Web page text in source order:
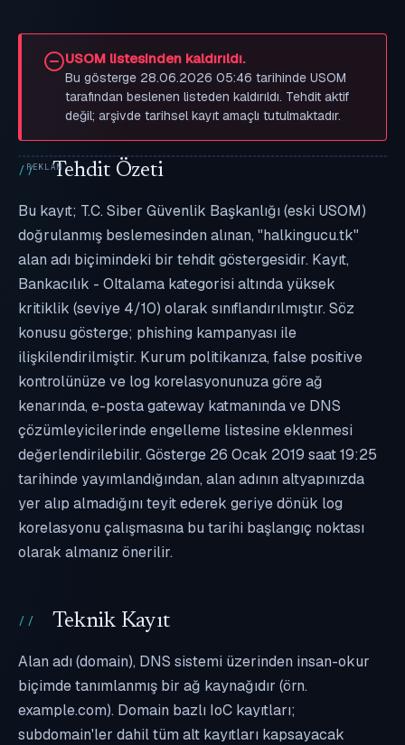
USOM listesinden kaldırıldı.
Bu gösterge 28.06.2026 05:46 tarihinde USOM
tarafından beslenen listeden kaldırıldı. Tehdit aktif
değil; arşivde tarihsel kayıt amaçlı tutulmaktadır.
Tehdit Özeti
Bu kayıt; T.C. Siber Güvenlik Başkanlığı (eski USOM)
doğrulanmış beslemesinden alınan, "halkingucu.tk"
alan adı biçimindeki bir tehdit göstergesidir. Kayıt,
Bankacılık - Oltalama kategorisi altında yüksek
kritiklik (seviye 4/10) olarak sınıflandırılmıştır. Söz
konusu gösterge; phishing kampanyası ile
ilişkilendirilmiştir. Kurum politikanıza, false positive
kontrolünüze ve log korelasyonunuza göre ağ
kenarında, e-posta gateway katmanında ve DNS
çözümleyicilerinde engelleme listesine eklenmesi
değerlendirilebilir. Gösterge 26 Ocak 2019 saat 19:25
tarihinde yayımlandığından, alan adının altyapınızda
yer alıp almadığını teyit ederek geriye dönük log
korelasyonu çalışmasına bu tarihi başlangıç noktası
olarak almanız önerilir.
Teknik Kayıt
Alan adı (domain), DNS sistemi üzerinden insan-okur
biçimde tanımlanmış bir ağ kaynağıdır (örn.
example.com). Domain bazlı IoC kayıtları;
subdomain'ler dahil tüm alt kayıtları kapsayacak